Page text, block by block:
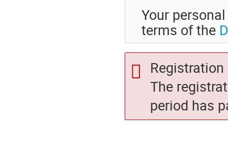
Your
terms of the
The
period has